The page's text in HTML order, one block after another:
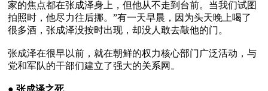
家的焦点都在张成泽身上，但他从不走到台前。当我们试图
拍照时，他尽力往后挪。”有一天早晨，因为头天晚上喝了
很多酒，张成泽没按时出现，却没人敢去敲他的门。
张成泽在很早以前，就在朝鲜的权力核心部门广泛活动，与
党和军队的干部们建立了强大的关系网。
● 张成泽之死